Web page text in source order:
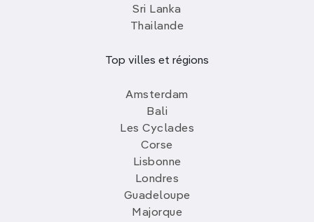
Sri Lanka
Thailande
Top villes et régions
Amsterdam
Bali
Les Cyclades
Corse
Lisbonne
Londres
Guadeloupe
Majorque